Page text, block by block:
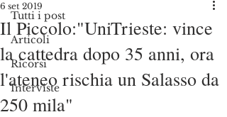
Tutti i post
Articoli
Ricorsi
Interviste
Il Piccolo:"UniTrieste: vince
la cattedra dopo 35 anni, ora
l'ateneo rischia un Salasso da
250 mila"
6 set 2019